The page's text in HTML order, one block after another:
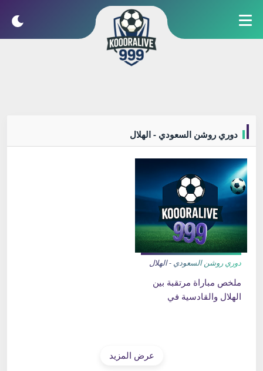
دوري روشن السعودي - الهلال
دوري روشن السعودي - الهلال
ملخص مباراة مرتقبة بين
الهلال والقادسية في
عرض المزيد